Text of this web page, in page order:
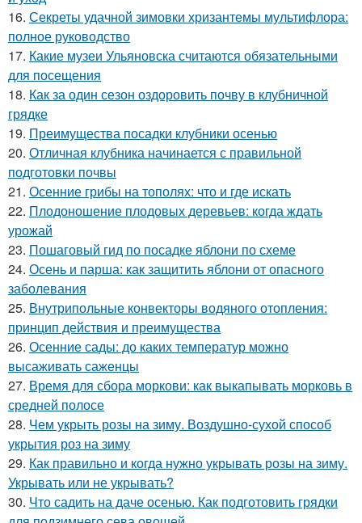
16. Секреты удачной зимовки хризантемы мультифлора:
полное руководство
17. Какие музеи Ульяновска считаются обязательными
для посещения
18. Как за один сезон оздоровить почву в клубничной
грядке
19. Преимущества посадки клубники осенью
20. Отличная клубника начинается с правильной
подготовки почвы
21. Осенние грибы на тополях: что и где искать
22. Плодоношение плодовых деревьев: когда ждать
урожай
23. Пошаговый гид по посадке яблони по схеме
24. Осень и парша: как защитить яблони от опасного
заболевания
25. Внутрипольные конвекторы водяного отопления:
принцип действия и преимущества
26. Осенние сады: до каких температур можно
высаживать саженцы
27. Время для сбора моркови: как выкапывать морковь в
средней полосе
28. Чем укрыть розы на зиму. Воздушно-сухой способ
укрытия роз на зиму
29. Как правильно и когда нужно укрывать розы на зиму.
Укрывать или не укрывать?
30. Что садить на даче осенью. Как подготовить грядки